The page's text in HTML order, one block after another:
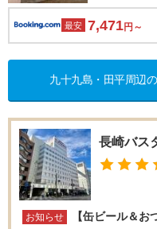
最安 7,471円～
九十九島・田平周辺
長崎バス
お知らせ
【缶ビール＆